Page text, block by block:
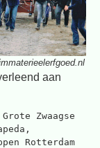
aan
Zwaagse
Rotterdam